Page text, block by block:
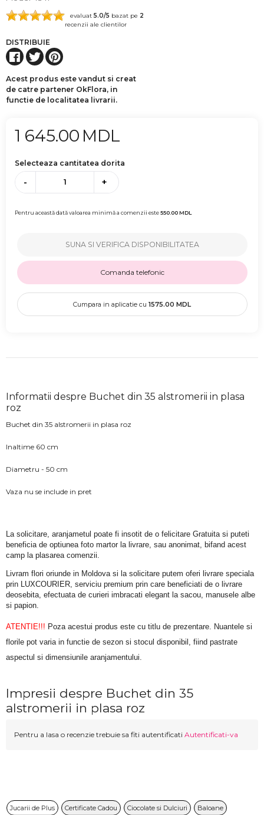
evaluat 5.0/5 bazat pe 2
recenzii ale clientilor
DISTRIBUIE
Acest produs este vandut si creat
de catre partener OkFlora, in
functie de localitatea livrarii.
1 645.00 MDL
Selecteaza cantitatea dorita
- +
Pentru această dată valoarea minimă a comenzii este550.00MDL
SUNA SI VERIFICA DISPONIBILITATEA
Comanda telefonic
Cumpara in aplicatie cu 1575.00 MDL
Informatii despre Buchet din 35 alstromerii in plasa
roz
Buchet din 35 alstromerii in plasa roz
Inaltime 60 cm
Diametru - 50 cm
Vaza nu se include in pret
La solicitare, aranjametul poate fi insotit de o felicitare Gratuita si puteti
beneficia de optiunea foto martor la livrare, sau anonimat, bifand acest
camp la plasarea comenzii.
Livram flori oriunde in Moldova si la solicitare putem oferi livrare speciala
prin LUXCOURIER, serviciu premium prin care beneficiati de o livrare
deosebita, efectuata de curieri imbracati elegant la sacou, manusele albe
si papion.
ATENTIE!!! Poza acestui produs este cu titlu de prezentare. Nuantele si
florile pot varia in functie de sezon si stocul disponibil, fiind pastrate
aspectul si dimensiunile aranjamentului.
Impresii despre Buchet din 35
alstromerii in plasa roz
Pentru a lasa o recenzie trebuie sa fiti autentificati Autentificati-va
Jucarii de Plus Certificate Cadou Ciocolate si Dulciuri Baloane